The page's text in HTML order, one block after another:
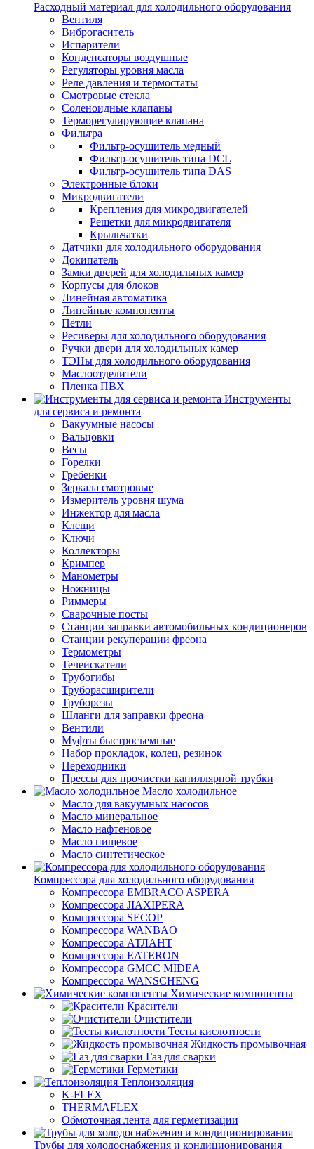
Расходный материал для холодильного оборудования
Вентиля
Виброгаситель
Испарители
Конденсаторы воздушные
Регуляторы уровня масла
Реле давления и термостаты
Смотровые стекла
Соленоидные клапаны
Терморегулирующие клапана
Фильтра
Фильтр-осушитель медный
Фильтр-осушитель типа DCL
Фильтр-осушитель типа DAS
Электронные блоки
Микродвигатели
Крепления для микродвигателей
Решетки для микродвигателя
Крыльчатки
Датчики для холодильного оборудования
Докипатель
Замки дверей для холодильных камер
Корпусы для блоков
Линейная автоматика
Линейные компоненты
Петли
Ресиверы для холодильного оборудования
Ручки двери для холодильных камер
ТЭНы для холодильного оборудования
Маслоотделители
Пленка ПВХ
Инструменты
для сервиса и ремонта
Вакуумные насосы
Вальцовки
Весы
Горелки
Гребенки
Зеркала смотровые
Измеритель уровня шума
Инжектор для масла
Клещи
Ключи
Коллекторы
Кримпер
Манометры
Ножницы
Риммеры
Сварочные посты
Станции заправки автомобильных кондиционеров
Станции рекуперации фреона
Термометры
Течеискатели
Трубогибы
Труборасширители
Труборезы
Шланги для заправки фреона
Вентили
Муфты быстросъемные
Набор прокладок, колец, резинок
Переходники
Прессы для прочистки капиллярной трубки
Масло холодильное
Масло для вакуумных насосов
Масло минеральное
Масло нафтеновое
Масло пищевое
Масло синтетическое
Компрессора для холодильного оборудования
Компрессора EMBRACO ASPERA
Компрессора JIAXIPERA
Компрессора SECOP
Компрессора WANBAO
Компрессора АТЛАНТ
Компрессора EATERON
Компрессора GMCC MIDEA
Компрессора WANSCHENG
Химические компоненты
Красители
Очистители
Тесты кислотности
Жидкость промывочная
Газ для сварки
Герметики
Теплоизоляция
K-FLEX
THERMAFLEX
Обмоточная лента для герметизации
Трубы для холодоснабжения и кондиционирования